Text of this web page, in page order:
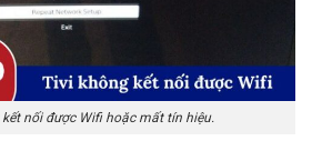
nối được Wifi hoặc mất tín hiệu.